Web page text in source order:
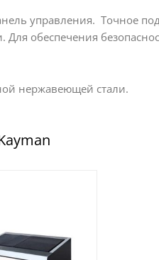
управления. Точное
обеспечения
нержавеющей стали.